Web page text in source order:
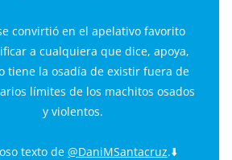
convirtió en el apelativo favorito
a cualquiera que dice, apoya,
tiene la osadía de existir fuera de
límites de los machitos osados
y violentos.
texto de @DaniMSantacruz.⬇️